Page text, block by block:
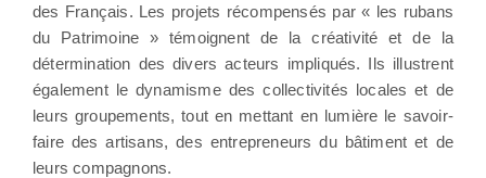
des Français. Les projets récompensés par « les rubans
du Patrimoine » témoignent de la créativité et de la
détermination des divers acteurs impliqués. Ils illustrent
également le dynamisme des collectivités locales et de
leurs groupements, tout en mettant en lumière le savoir-
faire des artisans, des entrepreneurs du bâtiment et de
leurs compagnons.